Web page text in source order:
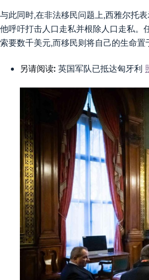
与此同时,在非法移民问题上,西雅尔托
他呼吁打击人口走私并根除人口走私。
索要数千美元,而移民则将自己的生命置
另请阅读: 英国军队已抵达匈牙利